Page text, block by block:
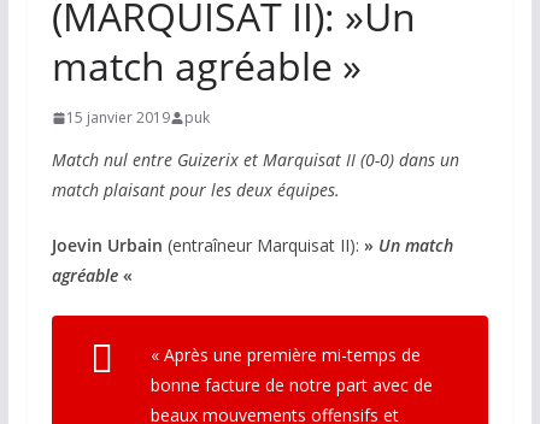
(MARQUISAT II): »Un
match agréable »
15 janvier 2019 puk
Match nul entre Guizerix et Marquisat II (0-0) dans un
match plaisant pour les deux équipes.
Joevin Urbain (entraîneur Marquisat II): » Un match
agréable«
« Après une première mi-temps de
bonne facture de notre part avec de
beaux mouvements offensifs et